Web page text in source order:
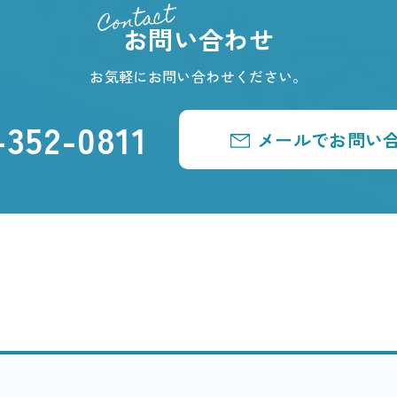
Contact
お問い合わせ
お気軽にお問い合わせください。
0811 メールでお問い